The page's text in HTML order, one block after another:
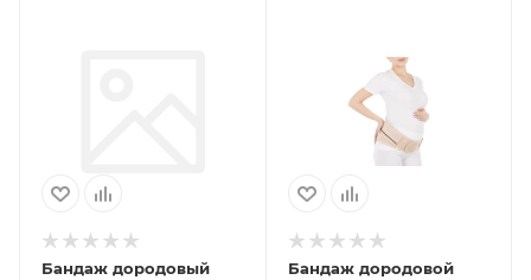
Бандаж дородовый
Бандаж дородовой